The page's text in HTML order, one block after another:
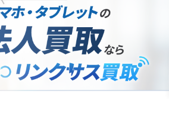
法人買取について